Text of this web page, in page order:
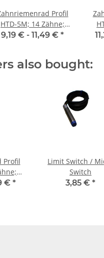
Profil
HTD-5M; 14 Zähne;
Riemenbreite 15 mm
9,19 € - 11,49 € *
also bought:
Profil
mm
€ *
Limit Switch /
Switch
3,85 € *